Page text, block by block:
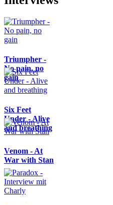
Triumpher -
No pain, no
gain
Six Feet
Under - Alive
and breathing
Venom - At
War with Stan